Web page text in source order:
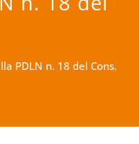
PDLN n. 18 del Cons.